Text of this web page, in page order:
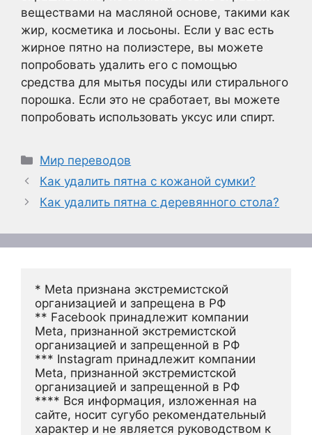
веществами на масляной основе, такими как
жир, косметика и лосьоны. Если у вас есть
жирное пятно на полиэстере, вы можете
попробовать удалить его с помощью
средства для мытья посуды или стирального
порошка. Если это не сработает, вы можете
попробовать использовать уксус или спирт.
Рубрики
Мир переводов
Как удалить пятна с кожаной сумки?
Как удалить пятна с деревянного стола?
* Meta признана экстремистской
организацией и запрещена в РФ
** Facebook принадлежит компании
Meta, признанной экстремистской
организацией и запрещенной в РФ
*** Instagram принадлежит компании
Meta, признанной экстремистской
организацией и запрещенной в РФ
**** Вся информация, изложенная на
сайте, носит сугубо рекомендательный
характер и не является руководством к